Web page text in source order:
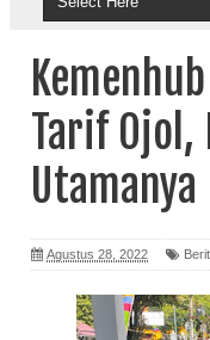
Tarif Ojol,
Utamanya
Agustus 28, 2022